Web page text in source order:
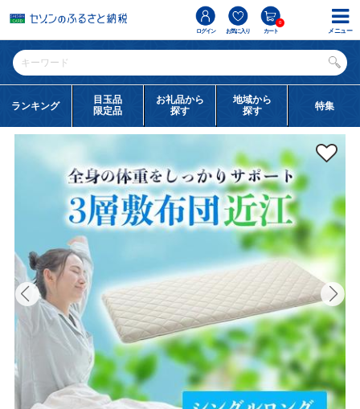
ログイン お気に入り カート
0
ランキング
目玉品
限定品
お礼品から
探す
地域から
探す
特集
メニュー